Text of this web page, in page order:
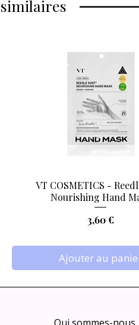
Aperçu rapide
VT COSMETICS -
Nourishing Hand
Prix
3,60 €
Ajouter au